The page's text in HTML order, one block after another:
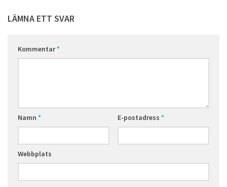
LÄMNA ETT SVAR
Kommentar*
Namn * E-postadress *
Webbplats